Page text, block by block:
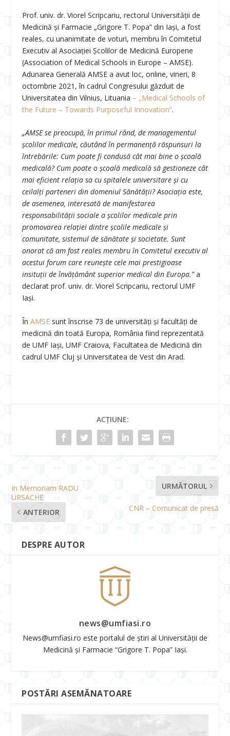
Prof. univ. dr. Viorel Scripcariu, rectorul Universității de
Medicină și Farmacie „Grigore T. Popa” din Iași, a fost
reales, cu unanimitate de voturi, membru în Comitetul
Executiv al Asociaţiei Şcolilor de Medicină Europene
(Association of Medical Schools in Europe – AMSE).
Adunarea Generală AMSE a avut loc, online, vineri, 8
octombrie 2021, în cadrul Congresului găzduit de
Universitatea din Vilnius, Lituania – „Medical Schools of
the Future – Towards Purposeful Innovation”.
„AMSE se preocupă, în primul rând, de managementul
școlilor medicale, căutând în permanență răspunsuri la
întrebările: Cum poate fi condusă cât mai bine o școală
medicală? Cum poate o școală medicală să gestioneze cât
mai eficient relația sa cu spitalele universitare și cu
ceilalți parteneri din domeniul Sănătății?Asociația este,
de asemenea, interesată de manifestarea
responsabilității sociale a școlilor medicale prin
promovarea relației dintre școlile medicale și
comunitate, sistemul de sănătate și societate. Sunt
onorat că am fost reales membru în Comitetul executiv al
acestui forum care reunește cele mai prestigioase
insituții de învățământ superior medical din Europa.”a
declarat prof. univ. dr. Viorel Scripcariu, rectorul UMF
Iași.
În AMSEsunt înscrise 73 de universități și facultăți de
medicină din toată Europa, România fiind reprezentată
de UMF Iași, UMF Craiova, Facultatea de Medicină din
cadrul UMF Cluj și Universitatea de Vest din Arad.
ACȚIUNE:
In Memoriam RADU
URSACHE
ANTERIOR
URMĂTORUL
CNR – Comunicat de presă
DESPRE AUTOR
news@umfiasi.ro
News@umfiasi.ro este portalul de știri al Universității de
Medicină și Farmacie “Grigore T. Popa” Iași.
POSTĂRI ASEMĂNATOARE